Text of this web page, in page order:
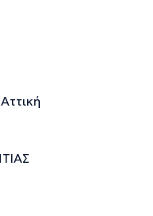
εργάστηκε ως
Ελλάδα και εξωτερικό.
βασισμένη σε